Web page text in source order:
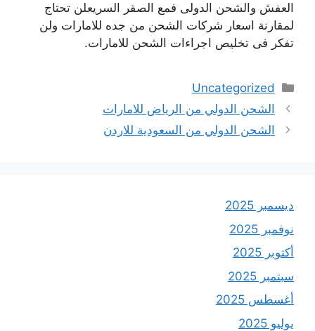
العفش والشحن الدولى فمع الصقر السريعلن تحتاج
لمقارنة اسعار شركات الشحن من جده للامارات ولن
تفكر فى تخليص اجراءات الشحن للامارات.
التصنيفات
Uncategorized
الشحن الدولي من الرياض للامارات
الشحن الدولي من السعودية للاردن
ديسمبر 2025
نوفمبر 2025
أكتوبر 2025
سبتمبر 2025
أغسطس 2025
يوليو 2025